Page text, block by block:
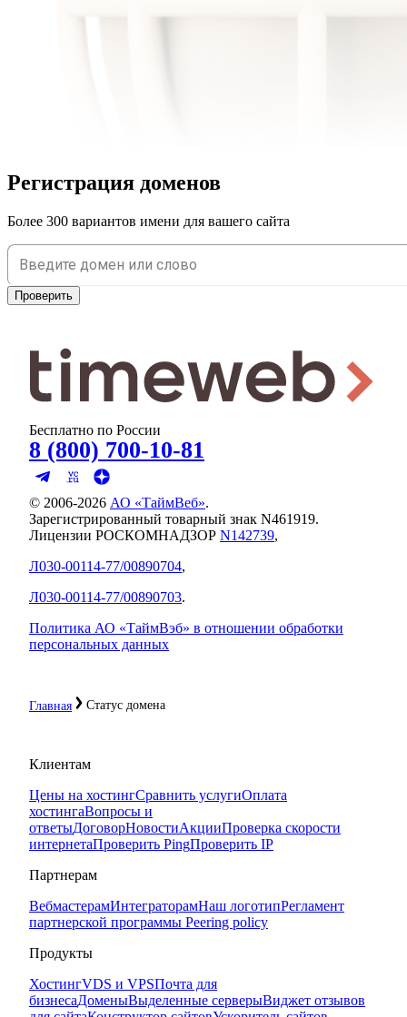
Регистрация доменов
Более 300 вариантов имени для вашего сайта
Проверить
Главная Статус домена
Бесплатно по России
8 (800) 700-10-81
© 2006-2026 АО «ТаймВеб».
Зарегистрированный товарный знак N461919.
Лицензии РОСКОМНАДЗОР N142739,
Л030-00114-77/00890704,
Л030-00114-77/00890703.
Политика АО «ТаймВэб» в отношении обработки
персональных данных
Клиентам
Цены на хостингСравнить услугиОплата
хостингаВопросы и
ответыДоговорНовостиАкцииПроверка скорости
интернетаПроверить PingПроверить IP
Партнерам
ВебмастерамИнтеграторамНаш логотипРегламент
партнерской программы Peering policy
Продукты
ХостингVDS и VPSПочта для
бизнесаДоменыВыделенные серверыВиджет отзывов